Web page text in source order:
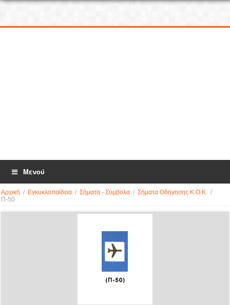
Μενού
Αρχική / Εγκυκλοπαίδεια / Σήματα - Σύμβολα / Σήματα Οδήγησης Κ.Ο.Κ. /
Π-50